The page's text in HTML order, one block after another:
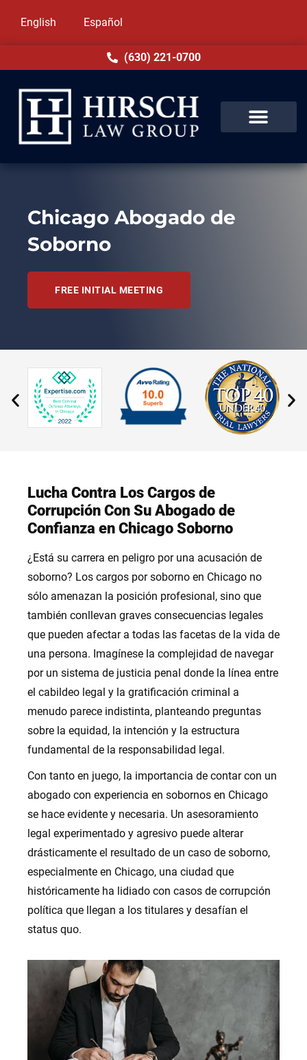
English Español
(630) 221-0700
Chicago Abogado de
Soborno
FREE INITIAL MEETING
Lucha Contra Los Cargos de
Corrupción Con Su Abogado de
Confianza en Chicago Soborno
¿Está su carrera en peligro por una acusación de
soborno? Los cargos por soborno en Chicago no
sólo amenazan la posición profesional, sino que
también conllevan graves consecuencias legales
que pueden afectar a todas las facetas de la vida de
una persona. Imagínese la complejidad de navegar
por un sistema de justicia penal donde la línea entre
el cabildeo legal y la gratificación criminal a
menudo parece indistinta, planteando preguntas
sobre la equidad, la intención y la estructura
fundamental de la responsabilidad legal.
Con tanto en juego, la importancia de contar con un
abogado con experiencia en sobornos en Chicago
se hace evidente y necesaria. Un asesoramiento
legal experimentado y agresivo puede alterar
drásticamente el resultado de un caso de soborno,
especialmente en Chicago, una ciudad que
históricamente ha lidiado con casos de corrupción
política que llegan a los titulares y desafían el
status quo.